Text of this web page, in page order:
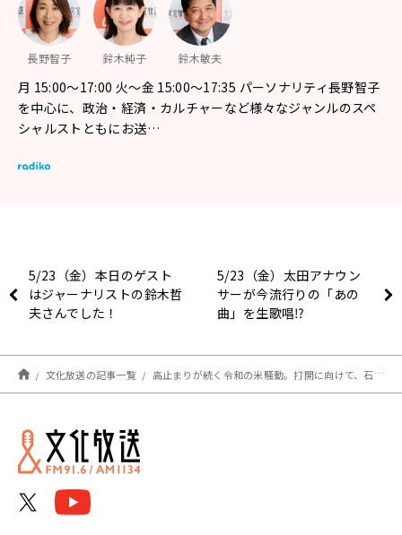
長野智子 鈴木純子 鈴木敏夫
月 15:00～17:00 火～金 15:00～17:35 パーソナリティ長野智子
を中心に、政治・経済・カルチャーなど様々なジャンルのスペ
シャルストともにお送…
5/23（金）本日のゲスト
はジャーナリストの鈴木哲
夫さんでした！
5/23（金）太田アナウン
サーが今流行りの「あの
曲」を生歌唱⁉
文化放送の記事一覧 高止まりが続く令和の米騒動。打開に向けて、石破政権は短期間で結果を出すことができるのか